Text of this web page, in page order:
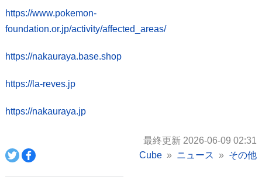
https://www.pokemon-
foundation.or.jp/activity/affected_areas/
https://nakauraya.base.shop
https://la-reves.jp
https://nakauraya.jp
最終更新 2026-06-09 02:31
Cube
ニュース その他